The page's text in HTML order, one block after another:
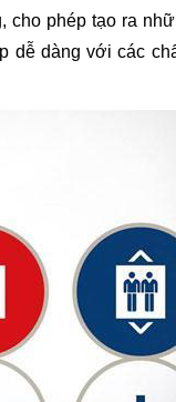
cho phép tạo ra
dễ dàng với các